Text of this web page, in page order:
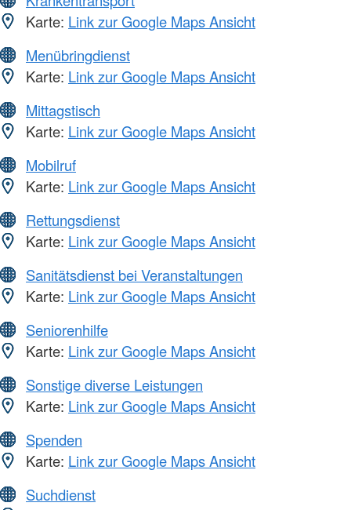
Karte: Link zur Google Maps Ansicht
Menübringdienst
Karte: Link zur Google Maps Ansicht
Mittagstisch
Karte: Link zur Google Maps Ansicht
Mobilruf
Karte: Link zur Google Maps Ansicht
Rettungsdienst
Karte: Link zur Google Maps Ansicht
Sanitätsdienst bei Veranstaltungen
Karte: Link zur Google Maps Ansicht
Seniorenhilfe
Karte: Link zur Google Maps Ansicht
Sonstige diverse Leistungen
Karte: Link zur Google Maps Ansicht
Spenden
Karte: Link zur Google Maps Ansicht
Suchdienst